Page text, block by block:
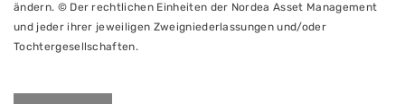
ändern. © Der rechtlichen Einheiten der Nordea Asset Management
und jeder ihrer jeweiligen Zweigniederlassungen und/oder
Tochtergesellschaften.